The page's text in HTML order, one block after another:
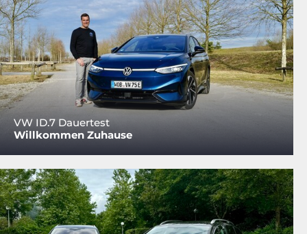
VW ID.7 Dauertest
Willkommen Zuhause